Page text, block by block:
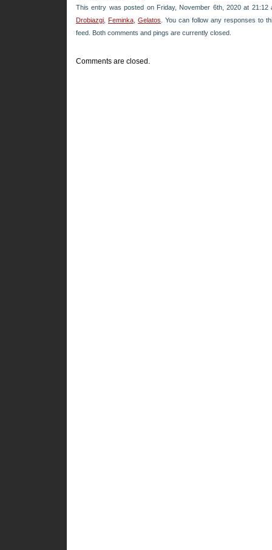
This entry was posted on Friday, November 6th, 2020 at
Drobiazgi
Feminka Gelatos . You can follow any responses to
feed. Both comments and pings are currently closed.
Comments are closed.